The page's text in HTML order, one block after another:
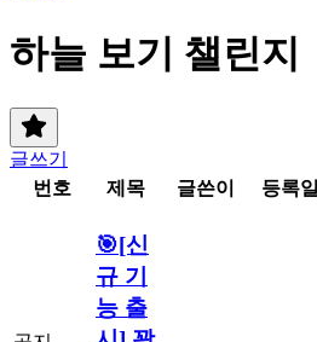
하늘 보기 챌린지
글쓰기
번호
제목 글쓴이 등록일
🎯[신
규 기
능 출